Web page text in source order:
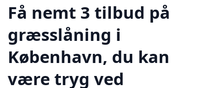
Få nemt 3 tilbud på
græsslåning i
København, du kan
være tryg ved